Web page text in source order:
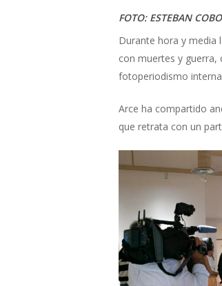
FOTO: ESTEBAN COBO
Durante hora y media
con muertes y
fotoperiodismo
Arce ha compartido
que retrata con un